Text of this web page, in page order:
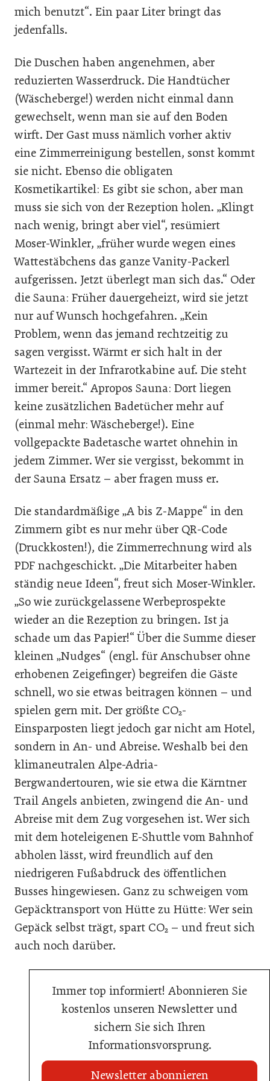
mich benutzt“. Ein paar Liter bringt das
jedenfalls.
Die Duschen haben angenehmen, aber
reduzierten Wasserdruck. Die Handtücher
(Wäscheberge!) werden nicht einmal dann
gewechselt, wenn man sie auf den Boden
wirft. Der Gast muss nämlich vorher aktiv
eine Zimmerreinigung bestellen, sonst kommt
sie nicht. Ebenso die obligaten
Kosmetikartikel: Es gibt sie schon, aber man
muss sie sich von der Rezeption holen. „Klingt
nach wenig, bringt aber viel“, resümiert
Moser-Winkler, „früher wurde wegen eines
Wattestäbchens das ganze Vanity-Packerl
aufgerissen. Jetzt überlegt man sich das.“ Oder
die Sauna: Früher dauergeheizt, wird sie jetzt
nur auf Wunsch hochgefahren. „Kein
Problem, wenn das jemand rechtzeitig zu
sagen vergisst. Wärmt er sich halt in der
Wartezeit in der Infrarotkabine auf. Die steht
immer bereit.“ Apropos Sauna: Dort liegen
keine zusätzlichen Badetücher mehr auf
(einmal mehr: Wäscheberge!). Eine
vollgepackte Badetasche wartet ohnehin in
jedem Zimmer. Wer sie vergisst, bekommt in
der Sauna Ersatz – aber fragen muss er.
Die standardmäßige „A bis Z-Mappe“ in den
Zimmern gibt es nur mehr über QR-Code
(Druckkosten!), die Zimmerrechnung wird als
PDF nachgeschickt. „Die Mitarbeiter haben
ständig neue Ideen“, freut sich Moser-Winkler.
„So wie zurückgelassene Werbeprospekte
wieder an die Rezeption zu bringen. Ist ja
schade um das Papier!“ Über die Summe dieser
kleinen „Nudges“ (engl. für Anschubser ohne
erhobenen Zeigefinger) begreifen die Gäste
schnell, wo sie etwas beitragen können – und
spielen gern mit. Der größte CO₂-
Einsparposten liegt jedoch gar nicht am Hotel,
sondern in An- und Abreise. Weshalb bei den
klimaneutralen Alpe-Adria-
Bergwandertouren, wie sie etwa die Kärntner
Trail Angels anbieten, zwingend die An- und
Abreise mit dem Zug vorgesehen ist. Wer sich
mit dem hoteleigenen E-Shuttle vom Bahnhof
abholen lässt, wird freundlich auf den
niedrigeren Fußabdruck des öffentlichen
Busses hingewiesen. Ganz zu schweigen vom
Gepäcktransport von Hütte zu Hütte: Wer sein
Gepäck selbst trägt, spart CO₂ – und freut sich
auch noch darüber.
Immer top informiert! Abonnieren Sie
kostenlos unseren Newsletter und
sichern Sie sich Ihren
Informationsvorsprung.
Newsletter abonnieren